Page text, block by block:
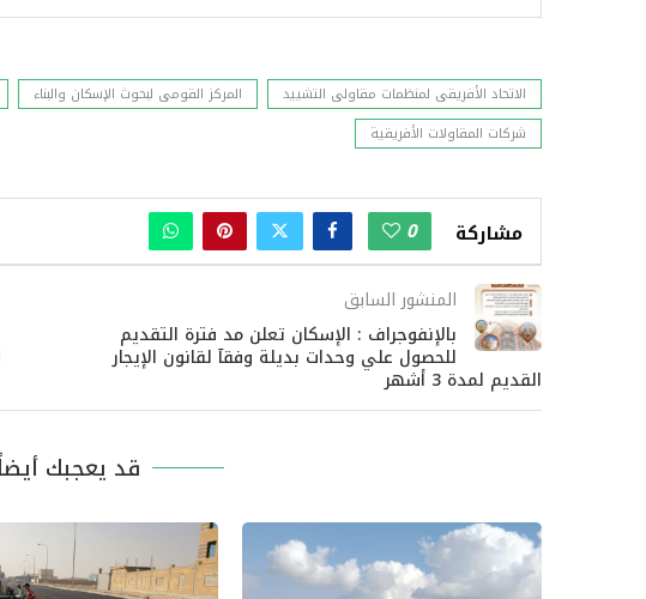
الاتحاد الأفريقى لمنظمات مقاولى التشييد المركز القومى لبحوث الإسكان والبناء
شركات المقاولات الأفريقية
مشاركة 0
المنشور السابق
بالإنفوجراف : الإسكان تعلن مد فترة التقديم
للحصول علي وحدات بديلة وفقآ لقانون الإيجار
القديم لمدة 3 أشهر
قد يعجبك